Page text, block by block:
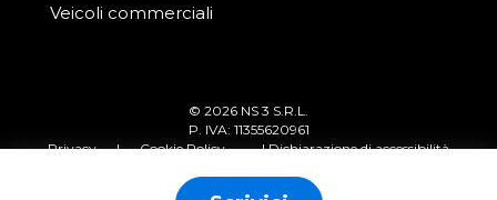
Veicoli commerciali
© 2026 NS 3 S.R.L.
P. IVA: 11355620961
Privacy
| Cookie Policy | Dichiarazione di accessibilità